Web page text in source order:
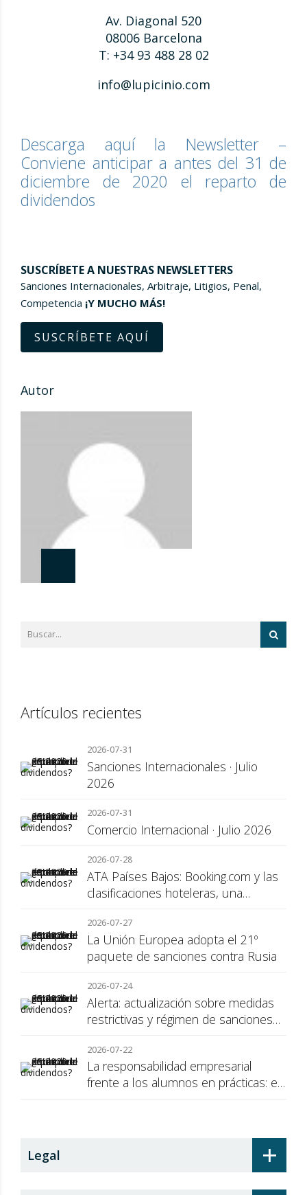
Av. Diagonal 520
08006 Barcelona
T: +34 93 488 28 02
info@lupicinio.com
Descarga aquí la Newsletter –
Conviene anticipar a antes del 31 de
diciembre de 2020 el reparto de
dividendos
SUSCRÍBETE A NUESTRAS NEWSLETTERS
Sanciones Internacionales, Arbitraje, Litigios, Penal,
Competencia ¡Y MUCHO MÁS!
SUSCRÍBETE AQUÍ
Autor
Artículos recientes
2026-07-31
Sanciones Internacionales · Julio
2026
2026-07-31
Comercio Internacional · Julio 2026
2026-07-28
ATA Países Bajos: Booking.com y las
clasificaciones hoteleras, una
consumidor
2026-07-27
La Unión Europea adopta el 21º
paquete de sanciones contra Rusia
2026-07-24
Alerta: actualización sobre medidas
restrictivas y régimen de sanciones
2026-07-22
La responsabilidad empresarial
frente a los alumnos en prácticas: el
+
Legal